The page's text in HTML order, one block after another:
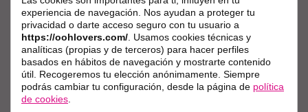
experiencia de navegación. Nos ayudan a proteger tu
privacidad o darte acceso seguro con tu usuario a
https://oohlovers.com/ . Usamos cookies técnicas y
analíticas (propias y de terceros) para hacer perfiles
basados en hábitos de navegación y mostrarte contenido
útil. Recogeremos tu elección anónimamente. Siempre
podrás cambiar tu configuración, desde la página de política
de cookies